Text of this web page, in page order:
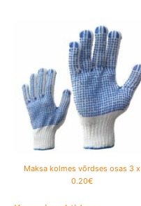
Maksa kolmes võrdses osas 3 x
0.20€
product
has
multiple
variants.
The
options
may
chosen